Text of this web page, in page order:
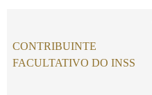
CONTRIBUINTE
FACULTATIVO DO INSS